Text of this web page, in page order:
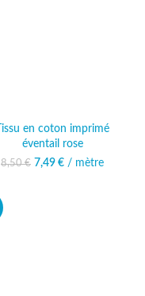
Tissu en coton imprimé
éventail rose
8,50€
Le prix initial était :
7,49 € Le prix actuel
/ mètre